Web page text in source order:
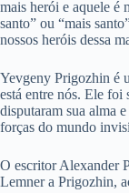
mais herói e aquele é
santo” ou “mais
nossos heróis dessa
Yevgeny Prigozhin é
está entre nós. Ele foi
disputaram sua alma
forças do mundo
O escritor Alexander
Lemner a Prigozhin,